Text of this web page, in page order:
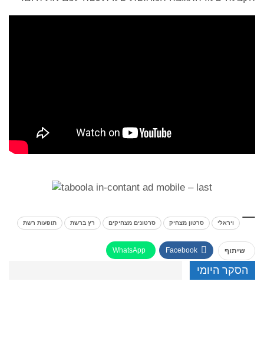
ויראלי סרטון מצחיק סרטונים מצחיקים רץ ברשת תופעות רשת
שיתוף Facebook
WhatsApp
הסקר היומי